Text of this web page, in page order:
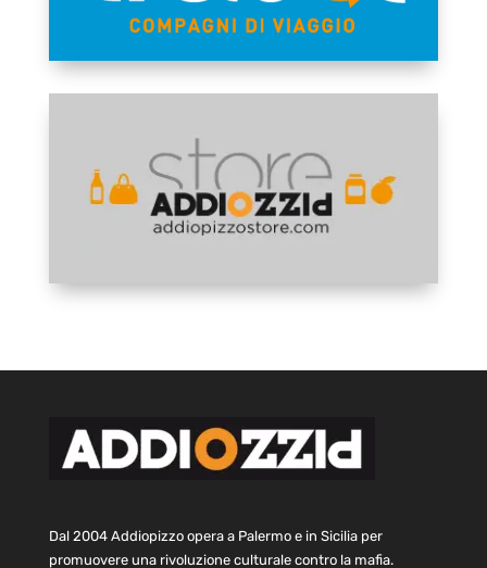
Dal 2004 Addiopizzo opera a Palermo e in Sicilia per
promuovere una rivoluzione culturale contro la mafia.